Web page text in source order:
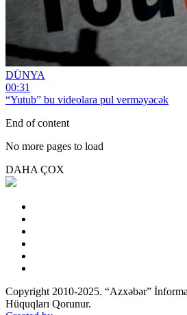
DÜNYA
00:31
“Yutub” bu videolara pul verməyəcək
End of content
No more pages to load
DAHA ÇOX
Copyright 2010-2025. “Azxəbər”
Hüquqları Qorunur.